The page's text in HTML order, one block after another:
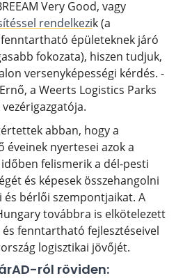
Very Good, vagy
rendelkezik (a
épületeknek járó
fokozata), hiszen tudjuk,
versenyképességi kérdés. -
a Weerts Logistics Parks
abban, hogy a
éveinek nyertesei azok a
felismerik a dél-pesti
és képesek összehangolni
és bérlői szempontjaikat. A
továbbra is elkötelezett
fenntartható fejlesztéseivel
logisztikai jövőjét.
ról röviden: